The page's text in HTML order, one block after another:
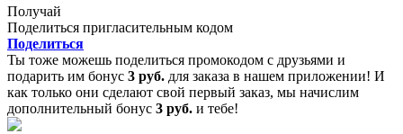
Получай
Поделиться пригласительным кодом
Поделиться
Ты тоже можешь поделиться промокодом с друзьями и
подарить им бонус 3 руб. для заказа в нашем приложении! И
как только они сделают свой первый заказ, мы начислим
дополнительный бонус 3 руб. и тебе!